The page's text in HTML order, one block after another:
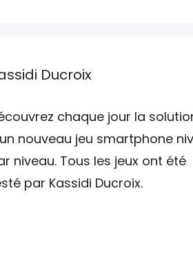
Ducroix
chaque jour la
nouveau jeu smartphone
niveau. Tous les jeux ont été
par Kassidi Ducroix.